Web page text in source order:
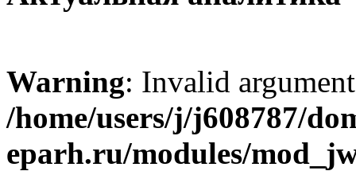
Warning: Invalid
/home/users/j/j608787/
eparh.ru/modules/